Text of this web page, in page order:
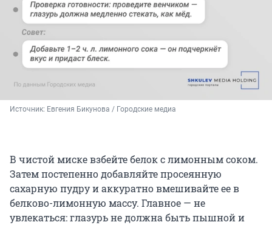
Источник: Евгения Бикунова / Городские медиа
В чистой миске взбейте белок с лимонным соком.
Затем постепенно добавляйте просеянную
сахарную пудру и аккуратно вмешивайте ее в
белково-лимонную массу. Главное — не
увлекаться: глазурь не должна быть пышной и